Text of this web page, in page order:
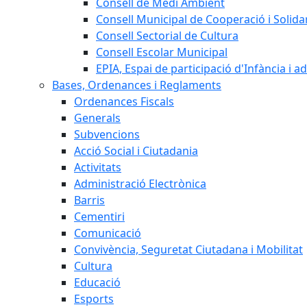
Consell Municipal de Cooperació i
Consell Sectorial de Cultura
Consell Escolar Municipal
EPIA, Espai de participació d'Infància i
Bases, Ordenances i Reglaments
Ordenances Fiscals
Generals
Subvencions
Acció Social i Ciutadania
Activitats
Administració Electrònica
Barris
Cementiri
Comunicació
Convivència, Seguretat Ciutadana i Mobilitat
Cultura
Educació
Esports